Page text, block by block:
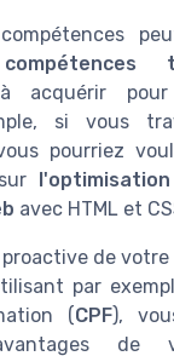
compétences
acquérir pour
si vous
pourriez
l'optimisation
avec HTML et
de
par
(CPF),
de